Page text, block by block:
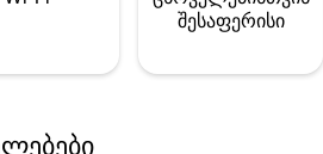
შესაფერისი